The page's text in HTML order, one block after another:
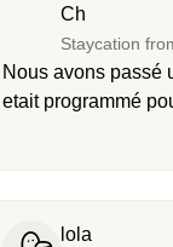
Ch
Staycation
Nous avons passé
etait programmé
de mariage. Nous
lola